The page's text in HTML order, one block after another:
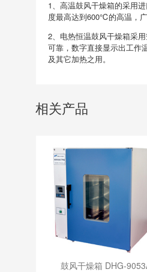
1、高温鼓风干燥箱的采用
度最高达到600℃的高温，
2、电热恒温鼓风干燥箱采
可靠，数字直接显示出工作
及其它加热之用。
相关产品
鼓风干燥箱 DHG-